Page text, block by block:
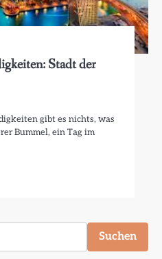
Stadt der
gibt es nichts, was
Bummel, ein Tag im
Suchen